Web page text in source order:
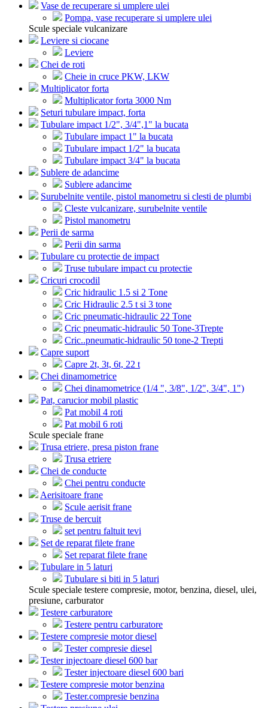
Vase de recuperare si umplere ulei
Pompa, vase recuperare si umplere ulei
Scule speciale vulcanizare
Leviere si ciocane
Leviere
Chei de roti
Cheie in cruce PKW, LKW
Multiplicator forta
Multiplicator forta 3000 Nm
Seturi tubulare impact, forta
Tubulare impact 1/2", 3/4",1" la bucata
Tubulare impact 1" la bucata
Tubulare impact 1/2" la bucata
Tubulare impact 3/4" la bucata
Sublere de adancime
Sublere adancime
Surubelnite ventile, pistol manometru si clesti de plumbi
Cleste vulcanizare, surubelnite ventile
Pistol manometru
Perii de sarma
Perii din sarma
Tubulare cu protectie de impact
Truse tubulare impact cu protectie
Cricuri crocodil
Cric hidraulic 1.5 si 2 Tone
Cric Hidraulic 2.5 t si 3 tone
Cric pneumatic-hidraulic 22 Tone
Cric pneumatic-hidraulic 50 Tone-3Trepte
Cric..pneumatic-hidraulic 50 tone-2 Trepti
Capre suport
Capre 2t, 3t, 6t, 22 t
Chei dinamometrice
Chei dinamometrice (1/4 ", 3/8", 1/2", 3/4", 1")
Pat, carucior mobil plastic
Pat mobil 4 roti
Pat mobil 6 roti
Scule speciale frane
Trusa etriere, presa piston frane
Trusa etriere
Chei de conducte
Chei pentru conducte
Aerisitoare frane
Scule aerisit frane
Truse de bercuit
set pentru faltuit tevi
Set de reparat filete frane
Set reparat filete frane
Tubulare in 5 laturi
Tubulare si biti in 5 laturi
Scule speciale testere compresie, motor, benzina, diesel, ulei,
presiune, carburator
Testere carburatore
Testere pentru carburatore
Testere compresie motor diesel
Tester compresie diesel
Tester injectoare diesel 600 bar
Tester injectoare diesel 600 bari
Testere compresie motor benzina
Tester.compresie benzina